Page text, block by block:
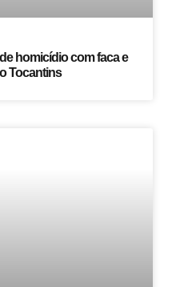
homicídio com faca e
Tocantins